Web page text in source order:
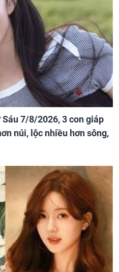
7/8/2026, 3 con giáp
núi, lộc nhiều hơn sông,